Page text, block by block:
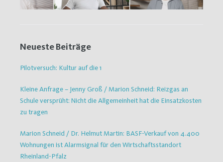
Neueste Beiträge
Pilotversuch: Kultur auf die 1
Kleine Anfrage – Jenny Groß / Marion Schneid: Reizgas an
Schule versprüht: Nicht die Allgemeinheit hat die Einsatzkosten
zu tragen
Marion Schneid / Dr. Helmut Martin: BASF-Verkauf von 4.400
Wohnungen ist Alarmsignal für den Wirtschaftsstandort
Rheinland-Pfalz